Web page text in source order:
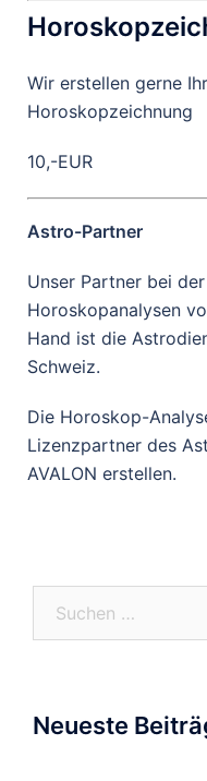
Wir erstellen gerne
Horoskopzeichnung
10,-EUR
Astro-Partner
Unser Partner bei
Horoskopanalysen
Hand ist die
Schweiz.
Die Horoskop-
Lizenzpartner des
AVALON erstellen.
Neueste